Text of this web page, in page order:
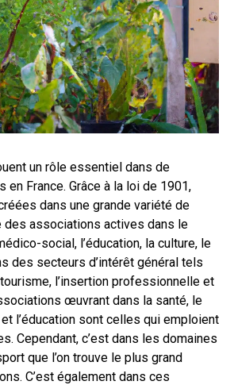
un rôle essentiel dans de
en France. Grâce à la loi de 1901,
dans une grande variété de
des associations actives dans le
social, l’éducation, la culture, le
des secteurs d’intérêt général tels
l’insertion professionnelle et
œuvrant dans la santé, le
l’éducation sont celles qui emploient
Cependant, c’est dans les domaines
que l’on trouve le plus grand
C’est également dans ces